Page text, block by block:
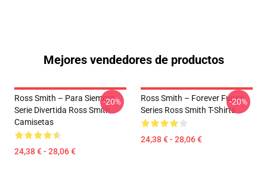
Mejores vendedores de productos
Ross Smith – Para Siempre
Serie Divertida Ross Smith
Camisetas
24,38 € - 28,06 €
-20%
Ross Smith – Forever Funny
Series Ross Smith T-Shirts
24,38 € - 28,06 €
-20%